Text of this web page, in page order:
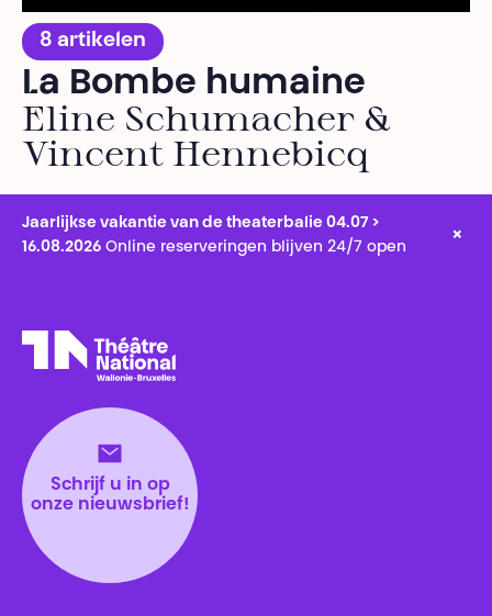
8 artikelen
La Bombe humaine
Eline Schumacher &
Vincent Hennebicq
Jaarlijkse vakantie van de theaterbalie 04.07 >
16.08.2026 Online reserveringen blijven 24/7 open
×
Schrijf u in op
onze nieuwsbrief!